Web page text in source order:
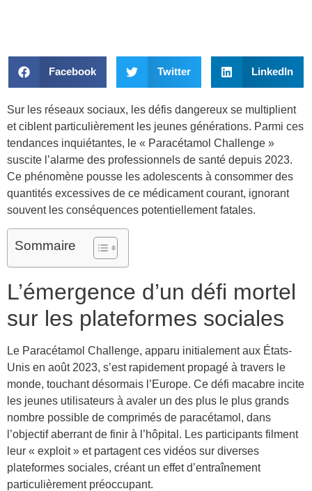
Facebook Twitter LinkedIn
Sur les réseaux sociaux, les défis dangereux se multiplient
et ciblent particulièrement les jeunes générations. Parmi ces
tendances inquiétantes, le « Paracétamol Challenge »
suscite l’alarme des professionnels de santé depuis 2023.
Ce phénomène pousse les adolescents à consommer des
quantités excessives de ce médicament courant, ignorant
souvent les conséquences potentiellement fatales.
Sommaire
L’émergence d’un défi mortel
sur les plateformes sociales
Le Paracétamol Challenge, apparu initialement aux États-
Unis en août 2023, s’est rapidement propagé à travers le
monde, touchant désormais l’Europe. Ce défi macabre incite
les jeunes utilisateurs à avaler un des plus le plus grands
nombre possible de comprimés de paracétamol, dans
l’objectif aberrant de finir à l’hôpital. Les participants filment
leur « exploit » et partagent ces vidéos sur diverses
plateformes sociales, créant un effet d’entraînement
particulièrement préoccupant.